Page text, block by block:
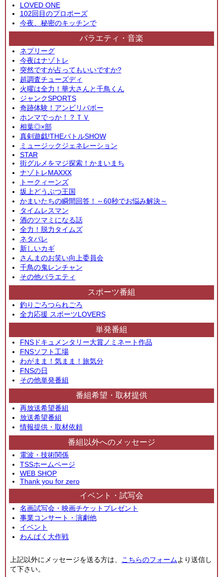
LOVED ONE
102回目のプロポーズ
今夜、秘密のキッチンで
バラエティ・音楽
ネプリーグ
今夜はナゾトレ
突然ですが占ってもいいですか?
超調査チューズディ
火曜は全力！華大さんと千鳥くん
ジャンクSPORTS
奇跡体験！アンビリバボー
ホンマでっか！？ＴＶ
相葉◎×部
真剣遊戯!THEバトルSHOW
ミュージックジェネレーション
STAR
街グルメをマジ探索！かまいまち
ナゾトレMAXXX
トークィーンズ
坂上どうぶつ王国
かまいたちの瞬間回答！～60秒でお悩み解決～
タイムレスマン
酒のツマミになる話
全力！脱力タイムズ
ネタパレ
新しいカギ
さんまのお笑い向上委員会
千鳥の鬼レンチャン
その他バラエティ
スポーツ番組
釣りごろつられごろ
全力応援 スポーツLOVERS
単発番組
FNSドキュメンタリー大賞ノミネート作品
FNSソフト工場
わがまま！気まま！旅気分
FNSの日
その他単発番組
番組希望・取材提供
再放送希望番組
放送希望番組
情報提供・取材依頼
番組以外へのメッセージ
電波・技術関係
TSSホームページ
WEB SHOP
Thank you for zero
イベント・試写会
名画試写会・映画チケットプレゼント
事業コンサート・演劇他
イベント
わんぱく大作戦
上記以外にメッセージを送る方は、 こちらのフォームより送信し
て下さい。